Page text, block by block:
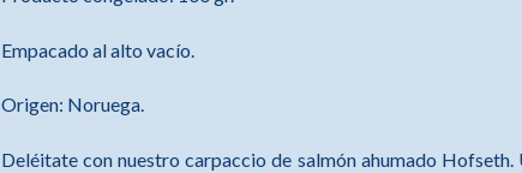
Empacado al alto vacío.
Origen: Noruega.
Deléitate con nuestro carpaccio de salmón ahumado Hofseth.